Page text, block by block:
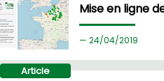
Mise en ligne
24/04/2019
Article